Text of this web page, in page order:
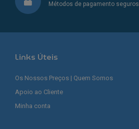
Métodos de pagamento seguros
Links Úteis
Os Nossos Preços | Quem Somos
Apoio ao Cliente
Minha conta